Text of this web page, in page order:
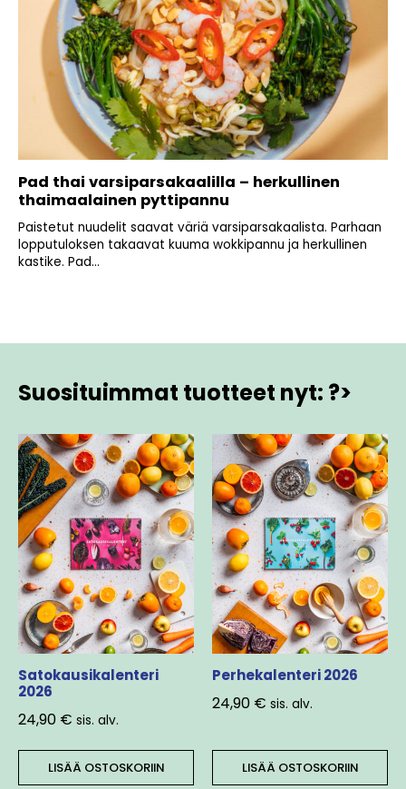
Pad thai varsiparsakaalilla – herkullinen
thaimaalainen pyttipannu
Paistetut nuudelit saavat väriä varsiparsakaalista. Parhaan
lopputuloksen takaavat kuuma wokkipannu ja herkullinen
kastike. Pad...
Suosituimmat tuotteet nyt: ?>
Satokausikalenteri
2026
24,90 € sis. alv.
LISÄÄ OSTOSKORIIN
Perhekalenteri 2026
24,90 € sis. alv.
LISÄÄ OSTOSKORIIN